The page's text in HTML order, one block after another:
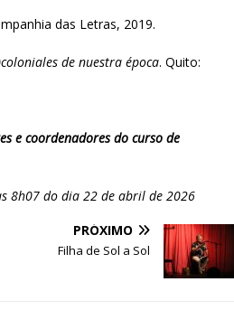
das Letras, 2019.
de nuestra época. Quito:
e coordenadores do curso de
8h07 do dia 22 de abril de 2026
PRÓXIMO
Filha de Sol a Sol